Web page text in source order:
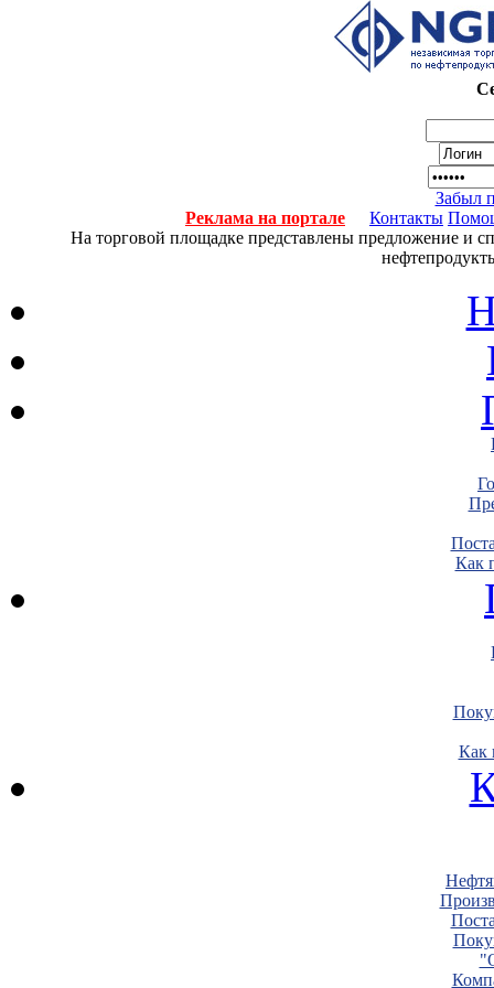
Забыл
Реклама на портале
Контакты
На торговой площадке представлены предложение и
Как
Как